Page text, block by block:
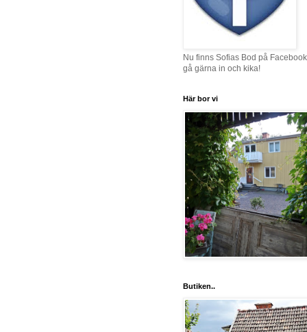
Nu finns Sofias Bod på
gå gärna in och kika!
Här bor vi
Butiken..